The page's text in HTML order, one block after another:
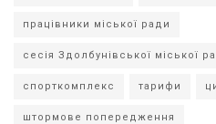
працівники міської ради
сесія Здолбунівської міської
спорткомплекс тарифи
штормове попередження